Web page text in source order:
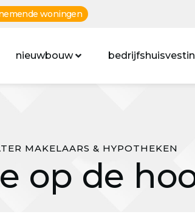
woningen
nieuwbouw
MAKELAARS & HYPOTHEKEN
op de